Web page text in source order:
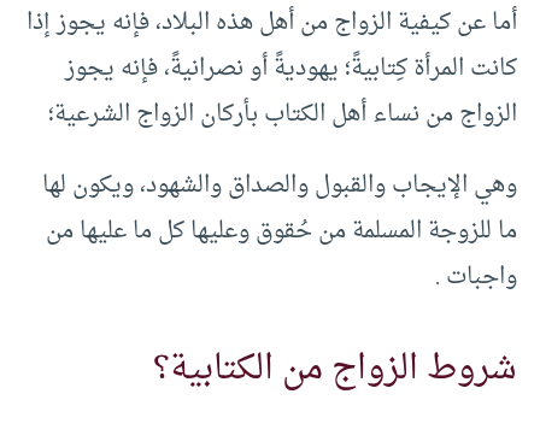
أما عن كيفية الزواج من أهل هذه البلاد، فإنه يجوز إذا
كانت المرأة كِتابيةً؛ يهوديةً أو نصرانيةً، فإنه يجوز
الزواج من نساء أهل الكتاب بأركان الزواج الشرعية؛
وهي الإيجاب والقبول والصداق والشهود، ويكون لها
ما للزوجة المسلمة من حُقوق وعليها كل ما عليها من
واجبات .
شروط الزواج من الكتابية؟